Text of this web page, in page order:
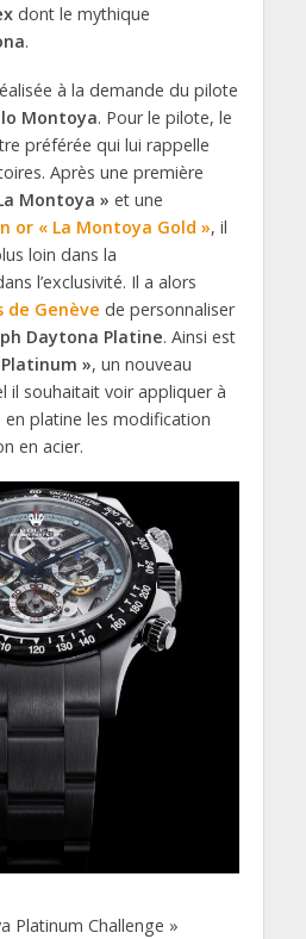
dont le mythique
.
à la demande du pilote
Montoya. Pour le pilote, le
préférée qui lui rappelle
Après une première
Montoya » et une
or « La Montoya Gold », il
loin dans la
l’exclusivité. Il a alors
de Genève de personnaliser
Daytona Platine. Ainsi est
», un nouveau
il souhaitait voir appliquer à
platine les modification
en acier.
Platinum Challenge »